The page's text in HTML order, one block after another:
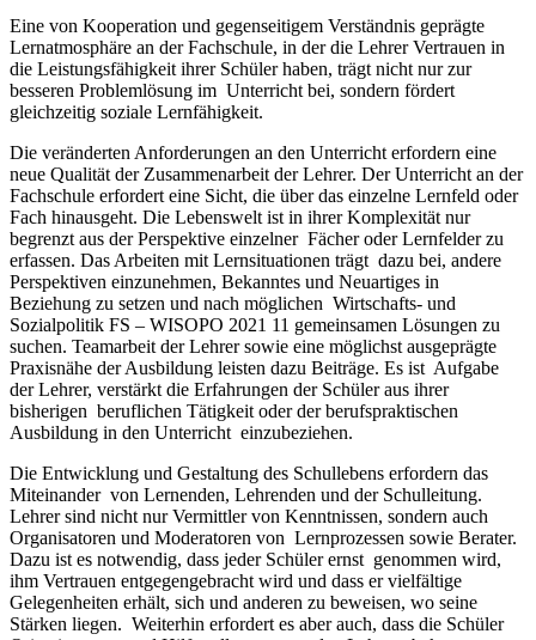
Eine von Kooperation und gegenseitigem Verständnis geprägte
Lernatmosphäre an der Fachschule, in der die Lehrer Vertrauen in
die Leistungsfähigkeit ihrer Schüler haben, trägt nicht nur zur
besseren Problemlösung im Unterricht bei, sondern fördert
gleichzeitig soziale Lernfähigkeit.
Die veränderten Anforderungen an den Unterricht erfordern eine
neue Qualität der Zusammenarbeit der Lehrer. Der Unterricht an der
Fachschule erfordert eine Sicht, die über das einzelne Lernfeld oder
Fach hinausgeht. Die Lebenswelt ist in ihrer Komplexität nur
begrenzt aus der Perspektive einzelner Fächer oder Lernfelder zu
erfassen. Das Arbeiten mit Lernsituationen trägt dazu bei, andere
Perspektiven einzunehmen, Bekanntes und Neuartiges in
Beziehung zu setzen und nach möglichen Wirtschafts- und
Sozialpolitik FS – WISOPO 2021 11 gemeinsamen Lösungen zu
suchen. Teamarbeit der Lehrer sowie eine möglichst ausgeprägte
Praxisnähe der Ausbildung leisten dazu Beiträge. Es ist Aufgabe
der Lehrer, verstärkt die Erfahrungen der Schüler aus ihrer
bisherigen beruflichen Tätigkeit oder der berufspraktischen
Ausbildung in den Unterricht einzubeziehen.
Die Entwicklung und Gestaltung des Schullebens erfordern das
Miteinander von Lernenden, Lehrenden und der Schulleitung.
Lehrer sind nicht nur Vermittler von Kenntnissen, sondern auch
Organisatoren und Moderatoren von Lernprozessen sowie Berater.
Dazu ist es notwendig, dass jeder Schüler ernst genommen wird,
ihm Vertrauen entgegengebracht wird und dass er vielfältige
Gelegenheiten erhält, sich und anderen zu beweisen, wo seine
Stärken liegen. Weiterhin erfordert es aber auch, dass die Schüler